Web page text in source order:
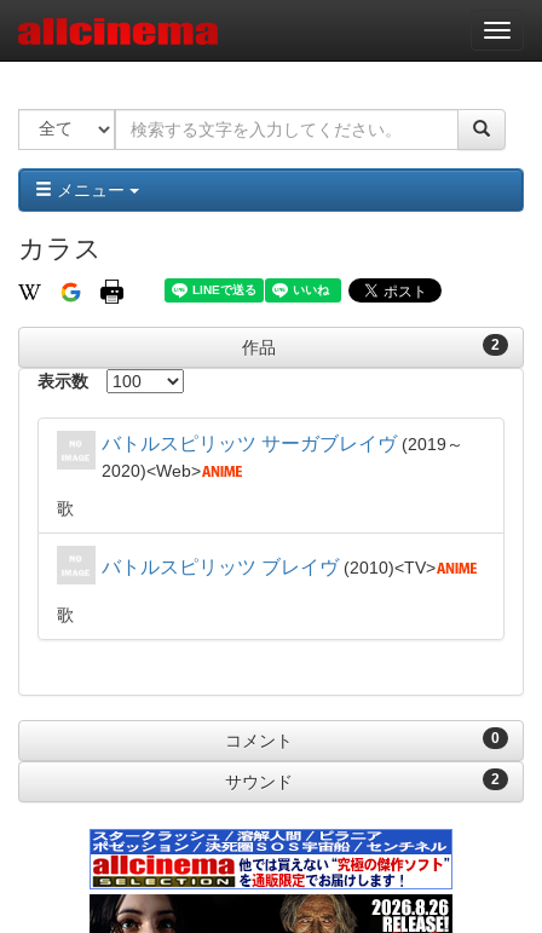
ナ
ビ
ー
ョ
ン
メニュー
カラス
2
作品
表示数
バトルスピリッツ サーガブレイヴ
2019～
2020
Web
歌
バトルスピリッツ ブレイヴ 2010 TV
歌
0
コメント
2
サウンド